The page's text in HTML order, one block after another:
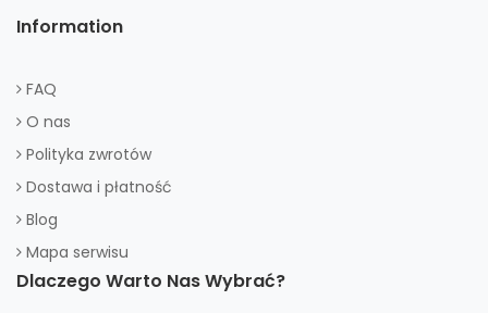
Information
FAQ
O nas
Polityka zwrotów
Dostawa i płatność
Blog
Mapa serwisu
Dlaczego Warto Nas Wybrać?